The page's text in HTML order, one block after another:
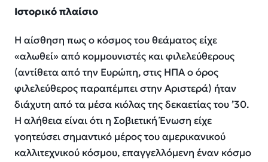
Ιστορικό πλαίσιο
Η αίσθηση πως ο κόσμος του θεάματος είχε
«αλωθεί» από κομμουνιστές και φιλελεύθερους
(αντίθετα από την Ευρώπη, στις ΗΠΑ ο όρος
φιλελεύθερος παραπέμπει στην Αριστερά) ήταν
διάχυτη από τα μέσα κιόλας της δεκαετίας του ’30.
Η αλήθεια είναι ότι η Σοβιετική Ένωση είχε
γοητεύσει σημαντικό μέρος του αμερικανικού
καλλιτεχνικού κόσμου, επαγγελλόμενη έναν κόσμο